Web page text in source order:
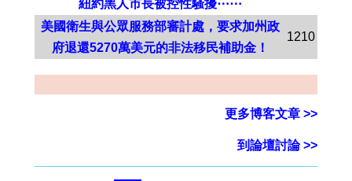
紐約黑人市長被控性騷擾⋯⋯
美國衛生與公眾服務部審計處，要求加州政
府退還5270萬美元的非法移民補助金！
1210
更多博客文章 >>
到論壇討論 >>